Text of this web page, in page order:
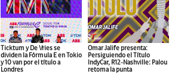
Ticktum y De Vries se
dividen la Fórmula E en Tokio
y 10 van por el título a
Londres
Omar Jalife presenta:
Persiguiendo el Título
IndyCar, R12-Nashville: Palou
retoma la punta